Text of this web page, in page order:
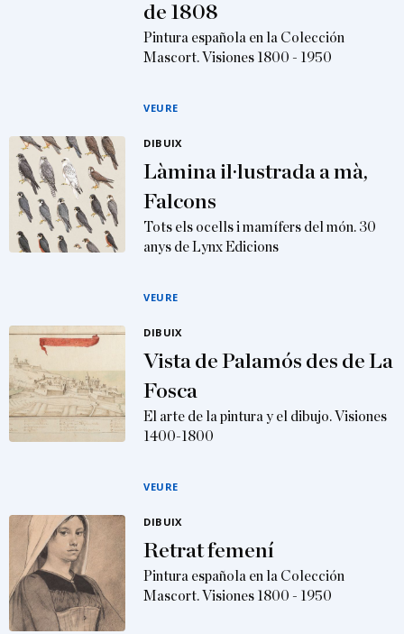
de 1808
Pintura española en la Colección
Mascort. Visiones 1800 - 1950
VEURE
DIBUIX
Làmina il·lustrada a mà,
Falcons
Tots els ocells i mamífers del món. 30
anys de Lynx Edicions
VEURE
DIBUIX
Vista de Palamós des de La
Fosca
El arte de la pintura y el dibujo. Visiones
1400-1800
VEURE
DIBUIX
Retrat femení
Pintura española en la Colección
Mascort. Visiones 1800 - 1950